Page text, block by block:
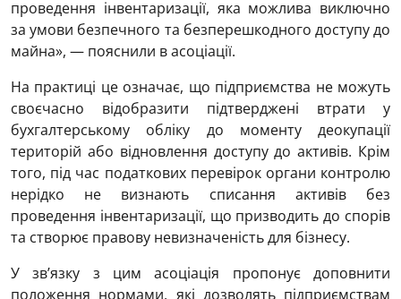
проведення інвентаризації, яка можлива виключно
за умови безпечного та безперешкодного доступу до
майна», — пояснили в асоціації.
На практиці це означає, що підприємства не можуть
своєчасно відобразити підтверджені втрати у
бухгалтерському обліку до моменту деокупації
територій або відновлення доступу до активів. Крім
того, під час податкових перевірок органи контролю
нерідко не визнають списання активів без
проведення інвентаризації, що призводить до спорів
та створює правову невизначеність для бізнесу.
У зв’язку з цим асоціація пропонує доповнити
положення нормами, які дозволять підприємствам